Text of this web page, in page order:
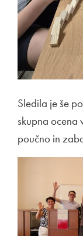
Sledila je še
skupna ocena
poučno in